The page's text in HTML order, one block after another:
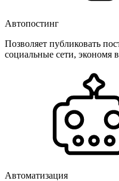
Автопостинг
Позволяет публиковать
социальные сети, экономя
Автоматизация